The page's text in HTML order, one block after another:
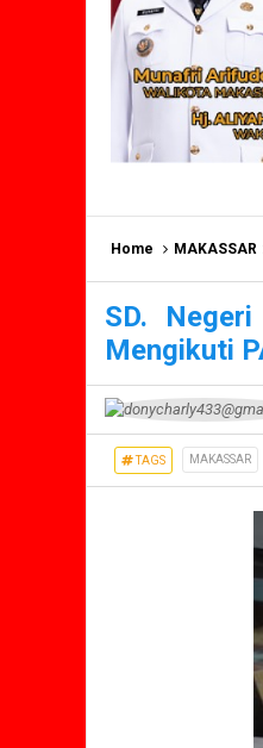
Home MAKASSAR
SD.
Mengikuti
TAGS MAKASSAR